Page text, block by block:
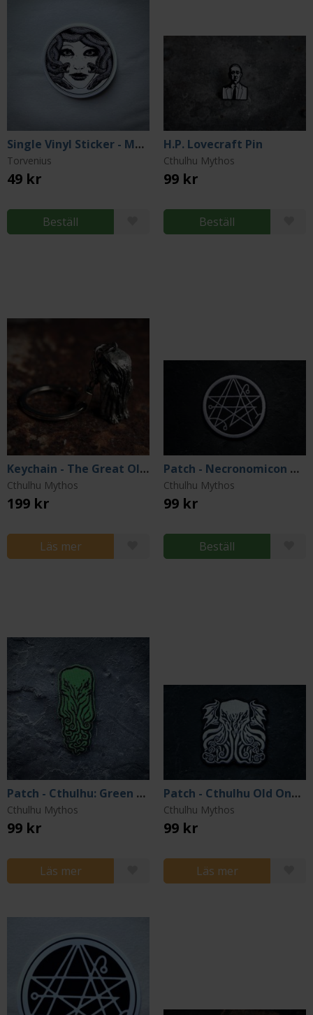
Single Vinyl Sticker - Medusa: Looks That Kill
Torvenius
49 kr
Beställ
H.P. Lovecraft Pin
Cthulhu Mythos
99 kr
Beställ
Keychain - The Great Old One
Cthulhu Mythos
199 kr
Läs mer
Patch - Necronomicon Gate (White Lines)
Cthulhu Mythos
99 kr
Beställ
Patch - Cthulhu: Green Tentacle Version
Cthulhu Mythos
99 kr
Läs mer
Patch - Cthulhu Old Ones (White Version)
Cthulhu Mythos
99 kr
Läs mer